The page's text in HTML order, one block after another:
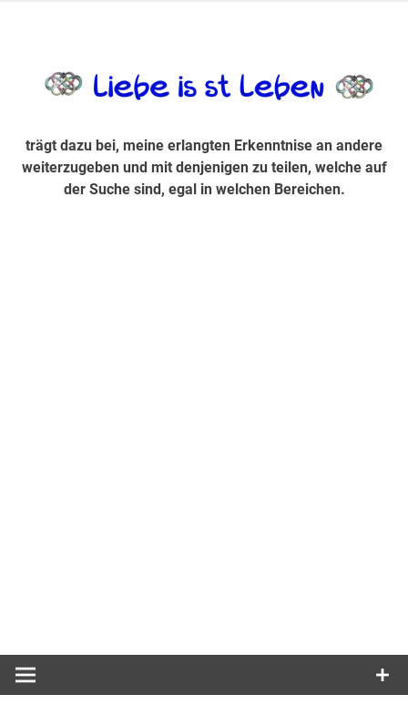
Suche sind, egal in welchen Bereichen.
trägt dazu bei, meine erlangten Erkenntnise an andere
weiterzugeben und mit denjenigen zu teilen, welche auf
der Suche sind, egal in welchen Bereichen.